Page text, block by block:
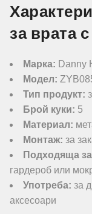
за врата
Марка: Danny
Модел:
Тип продукт:
Брой куки: 5
Материал:
Монтаж: за
Подходяща
гардероб или
Употреба: за
аксесоари